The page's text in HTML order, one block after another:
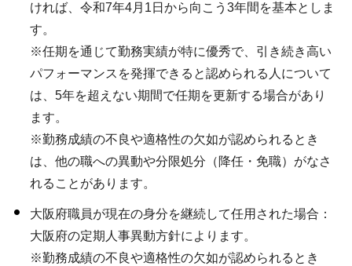
ければ、令和7年4月1日から向こう3年間を基本としま
す。
※任期を通じて勤務実績が特に優秀で、引き続き高い
パフォーマンスを発揮できると認められる人について
は、5年を超えない期間で任期を更新する場合があり
ます。
※勤務成績の不良や適格性の欠如が認められるとき
は、他の職への異動や分限処分（降任・免職）がなさ
れることがあります。
大阪府職員が現在の身分を継続して任用された場合：
大阪府の定期人事異動方針によります。
※勤務成績の不良や適格性の欠如が認められるとき